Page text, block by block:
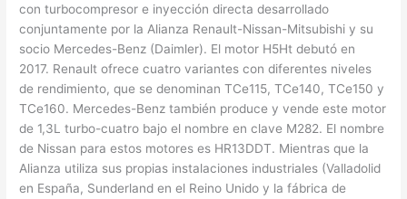
con turbocompresor e inyección directa desarrollado
conjuntamente por la Alianza Renault-Nissan-Mitsubishi y su
socio Mercedes-Benz (Daimler). El motor H5Ht debutó en
2017. Renault ofrece cuatro variantes con diferentes niveles
de rendimiento, que se denominan TCe115, TCe140, TCe150 y
TCe160. Mercedes-Benz también produce y vende este motor
de 1,3L turbo-cuatro bajo el nombre en clave M282. El nombre
de Nissan para estos motores es HR13DDT. Mientras que la
Alianza utiliza sus propias instalaciones industriales (Valladolid
en España, Sunderland en el Reino Unido y la fábrica de